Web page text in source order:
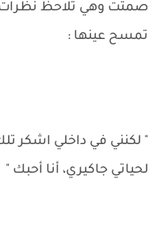
صمتت وهي تلاحظ
تمسح عينها :
" لكنني في داخلي اشكر
لحياتي جاكيري، أنا أحبك "